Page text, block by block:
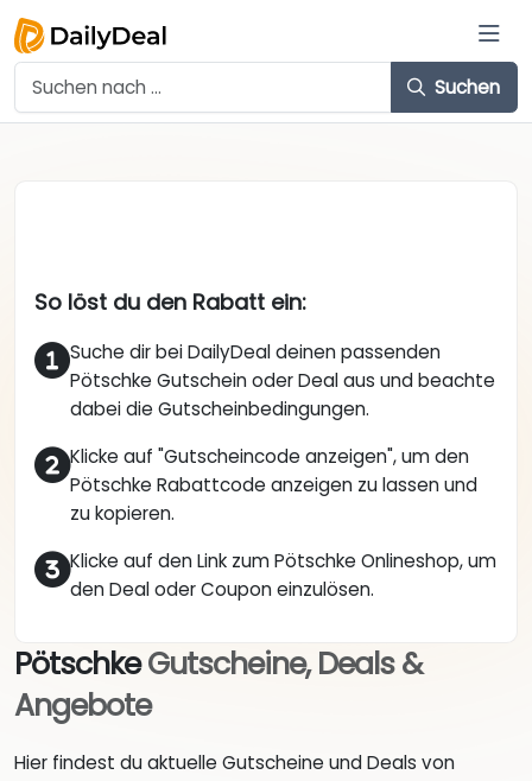
Suchen
So löst du den Rabatt ein:
Suche dir bei DailyDeal deinen passenden
Pötschke Gutschein oder Deal aus und beachte
dabei die Gutscheinbedingungen.
Klicke auf "Gutscheincode anzeigen", um den
Pötschke Rabattcode anzeigen zu lassen und
zu kopieren.
Klicke auf den Link zum Pötschke Onlineshop, um
den Deal oder Coupon einzulösen.
PötschkeGutscheine, Deals &
Angebote
Hier findest du aktuelle Gutscheine und Deals von